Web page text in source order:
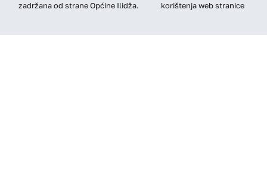
zadržana od strane Općine Ilidža.
korištenja web stranice